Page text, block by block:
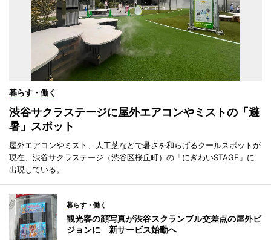
暮らす・働く
渋谷サクラステージに屋外エアコンやミストの「避
暑」スポット
屋外エアコンやミスト、人工芝などで暑さを和らげるクールスポットが
現在、渋谷サクラステージ（渋谷区桜丘町）の「にぎわいSTAGE」に
出現している。
暮らす・働く
観光客の顔写真が渋谷スクランブル交差点の屋外ビ
ジョンに 新サービス始動へ